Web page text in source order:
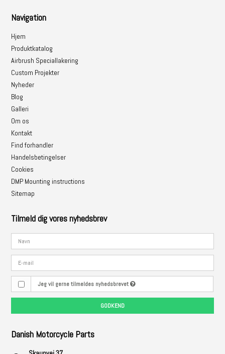
Navigation
Hjem
Produktkatalog
Airbrush Speciallakering
Custom Projekter
Nyheder
Blog
Galleri
Om os
Kontakt
Find forhandler
Handelsbetingelser
Cookies
DMP Mounting instructions
Sitemap
Tilmeld dig vores nyhedsbrev
Jeg vil gerne tilmeldes nyhedsbrevet
GODKEND
Danish Motorcycle Parts